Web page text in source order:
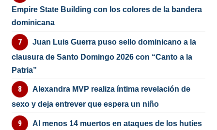
Empire State Building con los colores de la bandera
dominicana
Juan Luis Guerra puso sello dominicano a la
clausura de Santo Domingo 2026 con “Canto a la
Patria”
Alexandra MVP realiza íntima revelación de
sexo y deja entrever que espera un niño
Al menos 14 muertos en ataques de los hutíes